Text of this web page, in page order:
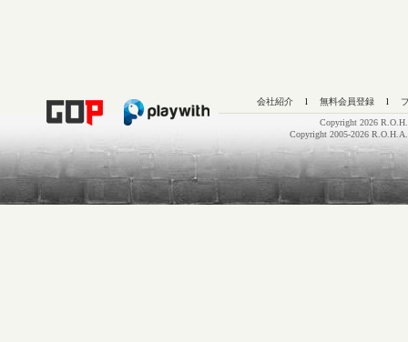
会社紹介 l 無料会員登録 l
Copyright 2026
Copyright 2005-2026